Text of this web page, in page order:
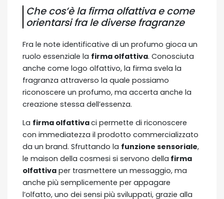
Che cos’è la firma olfattiva e come
orientarsi fra le diverse fragranze
Fra le note identificative di un profumo gioca un
ruolo essenziale la firma olfattiva. Conosciuta
anche come logo olfattivo, la firma svela la
fragranza attraverso la quale possiamo
riconoscere un profumo, ma accerta anche la
creazione stessa dell’essenza.
La firma olfattivaci permette di riconoscere
con immediatezza il prodotto commercializzato
da un brand. Sfruttando la funzione sensoriale,
le maison della cosmesi si servono della firma
olfattiva per trasmettere un messaggio, ma
anche più semplicemente per appagare
l’olfatto, uno dei sensi più sviluppati, grazie alla